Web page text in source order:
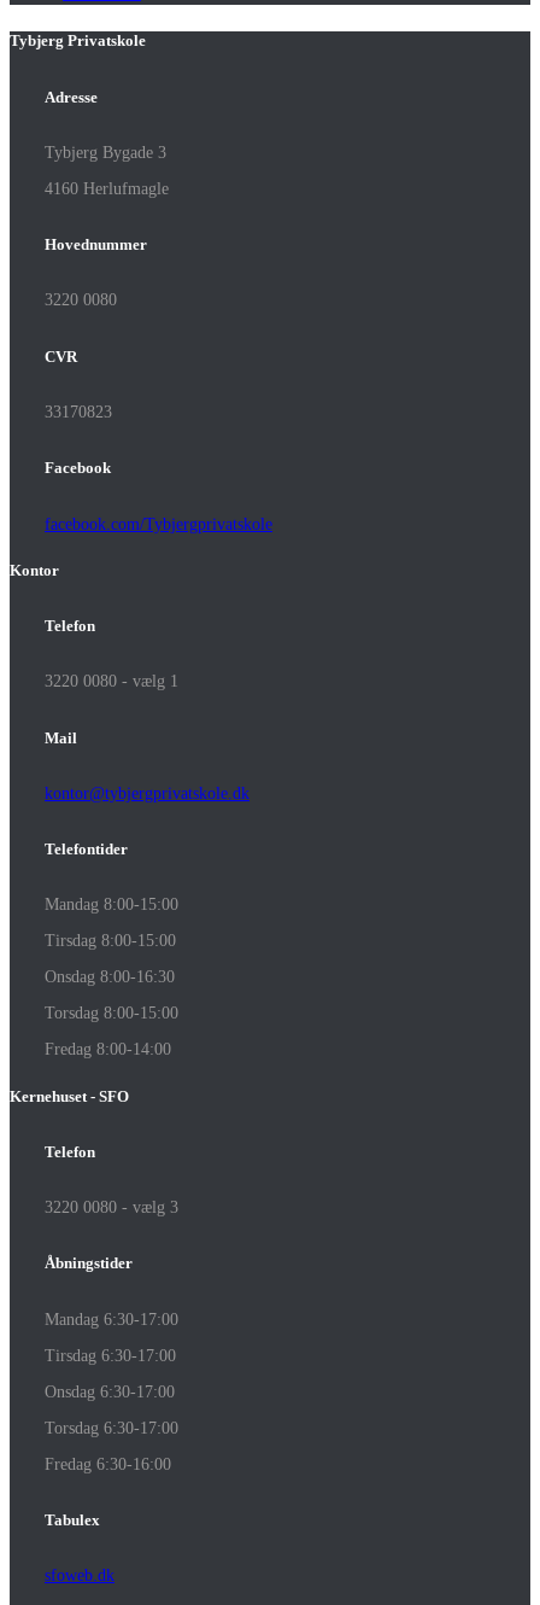
Tybjerg Privatskole
Adresse
Tybjerg Bygade 3
4160 Herlufmagle
Hovednummer
3220 0080
CVR
33170823
Facebook
facebook.com/Tybjergprivatskole
Kontor
Telefon
3220 0080 - vælg 1
Mail
kontor@tybjergprivatskole.dk
Telefontider
Mandag 8:00-15:00
Tirsdag 8:00-15:00
Onsdag 8:00-16:30
Torsdag 8:00-15:00
Fredag 8:00-14:00
Kernehuset - SFO
Telefon
3220 0080 - vælg 3
Åbningstider
Mandag 6:30-17:00
Tirsdag 6:30-17:00
Onsdag 6:30-17:00
Torsdag 6:30-17:00
Fredag 6:30-16:00
Tabulex
sfoweb.dk